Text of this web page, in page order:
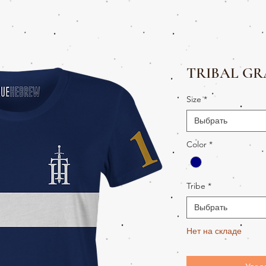
TRIBAL
Size *
Выбрать
Color *
Tribe *
Выбрать
Нет на складе